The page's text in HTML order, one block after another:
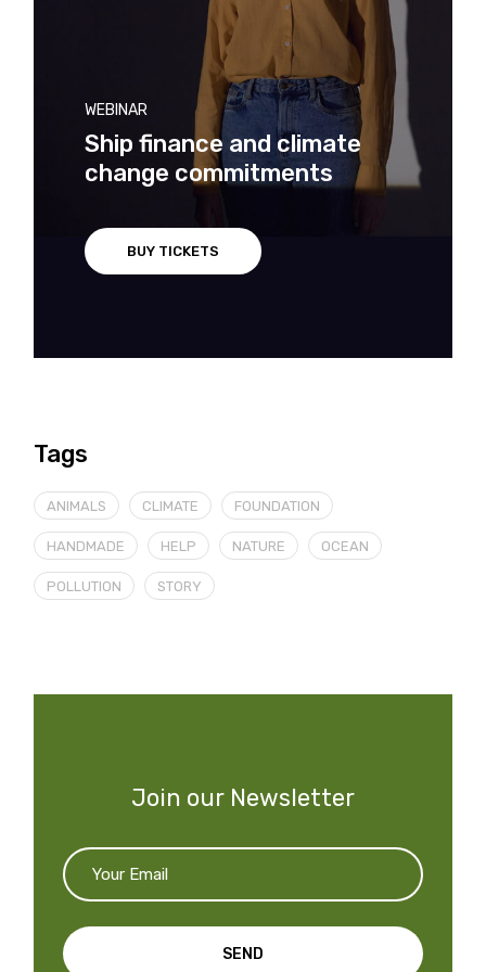
WEBINAR
Ship finance and climate
change commitments
BUY TICKETS
Tags
ANIMALS CLIMATE FOUNDATION
HANDMADE HELP NATURE OCEAN
POLLUTION STORY
Join our Newsletter
SEND